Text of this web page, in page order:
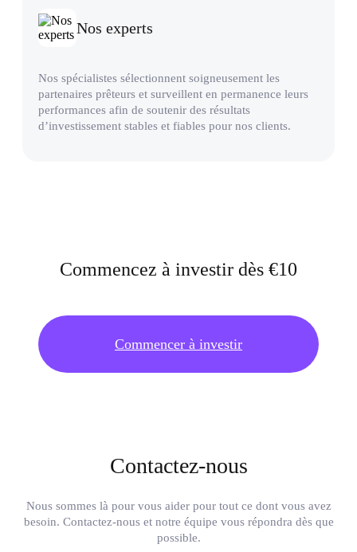
Nos experts
Nos spécialistes sélectionnent soigneusement les
partenaires prêteurs et surveillent en permanence leurs
performances afin de soutenir des résultats
d’investissement stables et fiables pour nos clients.
Commencez à investir dès €10
Commencer à investir
Contactez-nous
Nous sommes là pour vous aider pour tout ce dont vous avez
besoin. Contactez-nous et notre équipe vous répondra dès que
possible.